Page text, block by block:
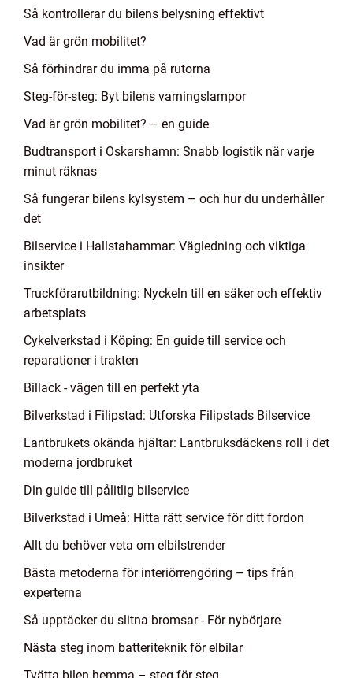
Så kontrollerar du bilens belysning effektivt
Vad är grön mobilitet?
Så förhindrar du imma på rutorna
Steg-för-steg: Byt bilens varningslampor
Vad är grön mobilitet? – en guide
Budtransport i Oskarshamn: Snabb logistik när varje
minut räknas
Så fungerar bilens kylsystem – och hur du underhåller
det
Bilservice i Hallstahammar: Vägledning och viktiga
insikter
Truckförarutbildning: Nyckeln till en säker och effektiv
arbetsplats
Cykelverkstad i Köping: En guide till service och
reparationer i trakten
Billack - vägen till en perfekt yta
Bilverkstad i Filipstad: Utforska Filipstads Bilservice
Lantbrukets okända hjältar: Lantbruksdäckens roll i det
moderna jordbruket
Din guide till pålitlig bilservice
Bilverkstad i Umeå: Hitta rätt service för ditt fordon
Allt du behöver veta om elbilstrender
Bästa metoderna för interiörrengöring – tips från
experterna
Så upptäcker du slitna bromsar - För nybörjare
Nästa steg inom batteriteknik för elbilar